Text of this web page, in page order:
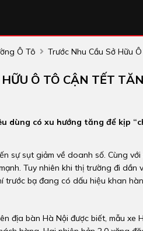
Ô Tô Trước Nhu Cầu Sở Hữu
Ô TÔ CẬN TẾT
dùng có xu hướng tăng để kịp
sự sụt giảm về doanh số. Cùng
Tuy nhiên khi thị trường đi dần
trước bạ đang có dấu hiệu khan
địa bàn Hà Nội được biết, mẫu xe